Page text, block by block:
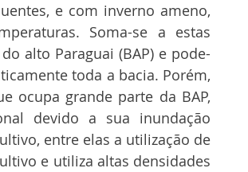
e com inverno ameno,
Soma-se a estas
alto Paraguai (BAP) e pode-
toda a bacia. Porém,
ocupa grande parte da BAP,
devido a sua inundação
entre elas a utilização de
e utiliza altas densidades